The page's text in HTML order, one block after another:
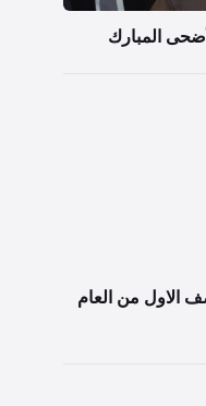
المبارك
الاول من العام